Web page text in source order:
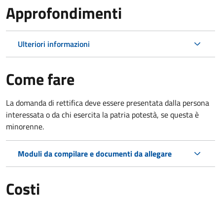
Approfondimenti
Ulteriori informazioni
Come fare
La domanda di rettifica deve essere presentata dalla persona
interessata oda chi esercita la patria potestà, se questa è
minorenne.
Moduli da compilare e documenti da allegare
Costi